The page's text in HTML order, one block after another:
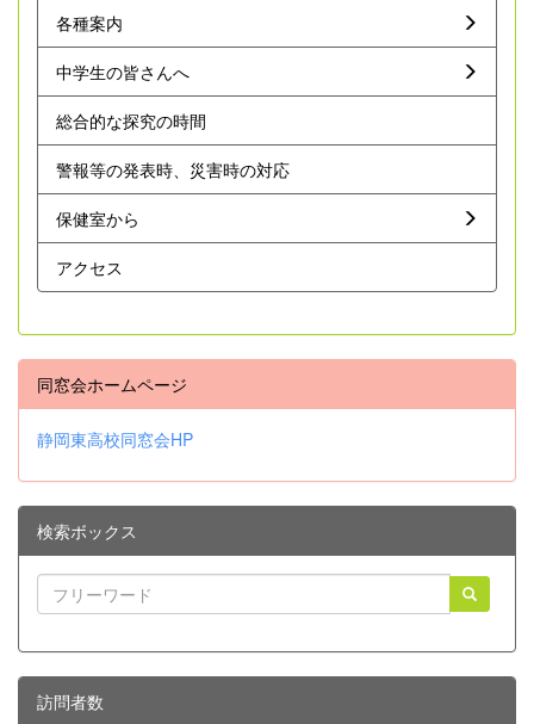
各種案内
中学生の皆さんへ
総合的な探究の時間
警報等の発表時、災害時の対応
保健室から
アクセス
同窓会ホームページ
静岡東高校同窓会HP
検索ボックス
訪問者数